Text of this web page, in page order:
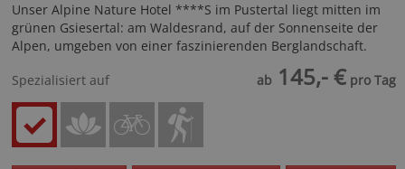
Unser Alpine Nature Hotel ****S im Pustertal liegt mitten im
grünen Gsiesertal: am Waldesrand, auf der Sonnenseite der
Alpen, umgeben von einer faszinierenden Berglandschaft.
Spezialisiert auf
ab 145,- € pro Tag